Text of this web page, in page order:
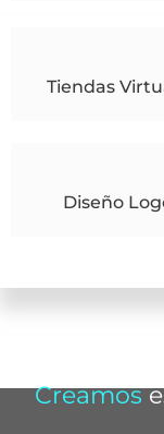
Tiendas
Diseño
Creamos